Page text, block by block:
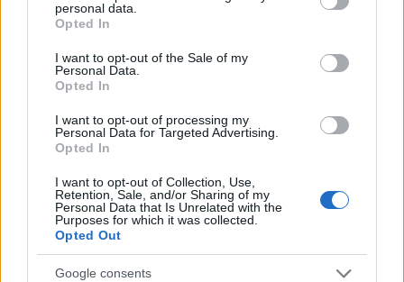
grant or deny consent to Google and its third-party tags to
use your data for below specified purposes in below Google
consent section.
personal data.
Opted In
I want to opt-out of the Sale of my
Personal Data.
Opted In
I want to opt-out of processing my
Personal Data for Targeted Advertising.
Opted In
I want to opt-out of Collection, Use,
Retention, Sale, and/or Sharing of my
Personal Data that Is Unrelated with the
Purposes for which it was collected.
Opted Out
Google consents
- ­Ki döntötte el, melyek kerülnek le az ön által
összeállított húszas listáról?
-­ Ez mindenképp az én listám, vállalom a
felelősséget. Magammal kellett kompromisszumot
kötnöm, hogy melyeket hagyjam el. Nagyon
szerettem még a József Attila Színházban A manót,
az Ilja prófétát a Bárkából. Tatabányáról kettőt is: Az
főszerepben és Az üvegcipőt. Ezek fájdalmasan
hiányoznak a listámról. Apróságok döntöttek pro és
kontra. A címek folyamatosan változtak bennem. A
színházak többsége egyébként az utolsó két hónapra
tartogatta a meghívást. Ennyi idő alatt kellett volna